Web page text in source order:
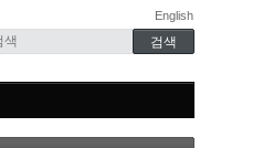
English